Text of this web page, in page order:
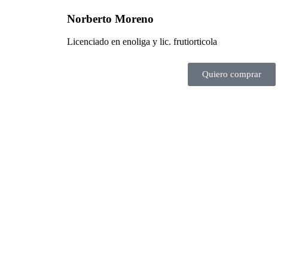
Norberto Moreno
Licenciado en enoliga y lic. frutiorticola
Quiero comprar